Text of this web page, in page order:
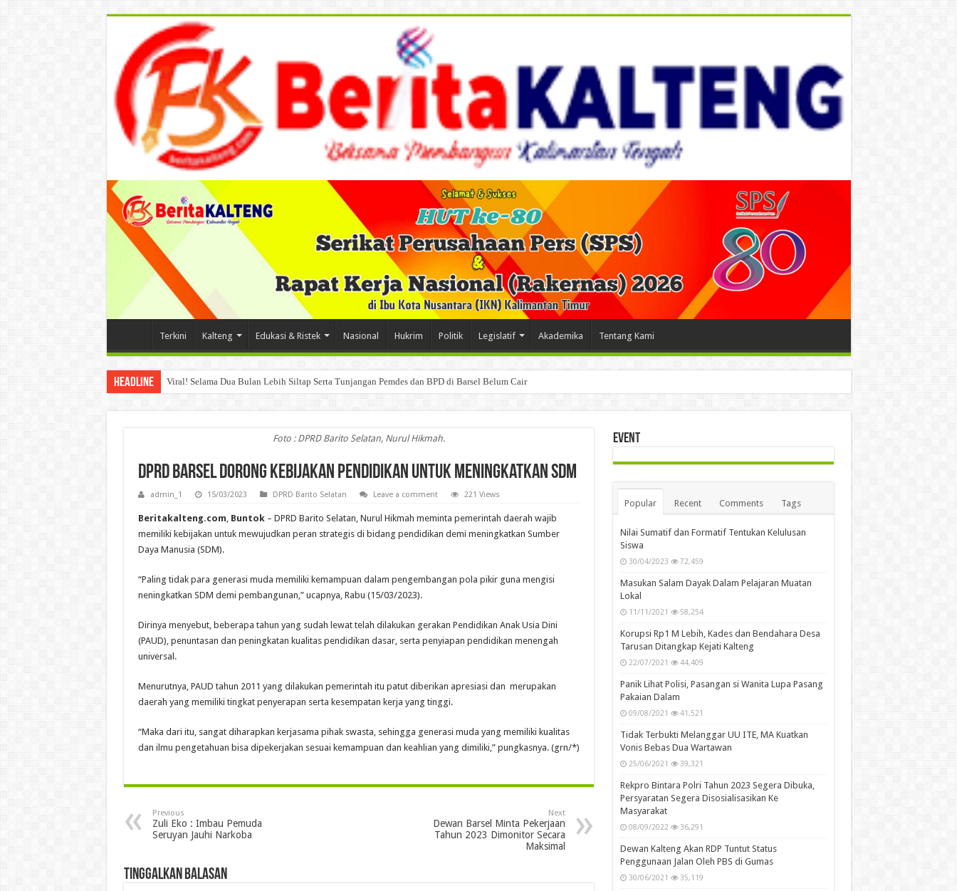
Terkini Kalteng Edukasi & Ristek Nasional Hukrim Politik Legislatif Akademika Tentang Kami
Headline Viral! Selama Dua Bulan Lebih Siltap Serta Tunjangan Pemdes dan BPD di Barsel Belum Cair
Foto : DPRD Barito Selatan, Nurul Hikmah.
DPRD Barsel Dorong Kebijakan Pendidikan untuk Meningkatkan SDM
admin_1 15/03/2023 DPRD Barito Selatan Leave a comment 221 Views
Beritakalteng.com, Buntok – DPRD Barito Selatan, Nurul Hikmah meminta pemerintah daerah wajib
memiliki kebijakan untuk mewujudkan peran strategis di bidang pendidikan demi meningkatkan Sumber
Daya Manusia (SDM).
“Paling tidak para generasi muda memiliki kemampuan dalam pengembangan pola pikir guna mengisi
neningkatkan SDM demi pembangunan,” ucapnya, Rabu (15/03/2023).
Dirinya menyebut, beberapa tahun yang sudah lewat telah dilakukan gerakan Pendidikan Anak Usia Dini
(PAUD), penuntasan dan peningkatan kualitas pendidikan dasar, serta penyiapan pendidikan menengah
universal.
Menurutnya, PAUD tahun 2011 yang dilakukan pemerintah itu patut diberikan apresiasi dan merupakan
daerah yang memiliki tingkat penyerapan serta kesempatan kerja yang tinggi.
“Maka dari itu, sangat diharapkan kerjasama pihak swasta, sehingga generasi muda yang memiliki kualitas
dan ilmu pengetahuan bisa dipekerjakan sesuai kemampuan dan keahlian yang dimiliki,” pungkasnya. (grn/*)
Previous
Zuli Eko : Imbau Pemuda
Seruyan Jauhi Narkoba
Next
Dewan Barsel Minta Pekerjaan
Tahun 2023 Dimonitor Secara
Maksimal
Tinggalkan Balasan
Event
Popular Recent Comments Tags
Nilai Sumatif dan Formatif Tentukan Kelulusan
Siswa
30/04/2023 72,459
Masukan Salam Dayak Dalam Pelajaran Muatan
Lokal
11/11/2021 58,254
Korupsi Rp1 M Lebih, Kades dan Bendahara Desa
Tarusan Ditangkap Kejati Kalteng
22/07/2021 44,409
Panik Lihat Polisi, Pasangan si Wanita Lupa Pasang
Pakaian Dalam
09/08/2021 41,521
Tidak Terbukti Melanggar UU ITE, MA Kuatkan
Vonis Bebas Dua Wartawan
25/06/2021 39,321
Rekpro Bintara Polri Tahun 2023 Segera Dibuka,
Persyaratan Segera Disosialisasikan Ke
Masyarakat
08/09/2022 36,291
Dewan Kalteng Akan RDP Tuntut Status
Penggunaan Jalan Oleh PBS di Gumas
30/06/2021 35,119